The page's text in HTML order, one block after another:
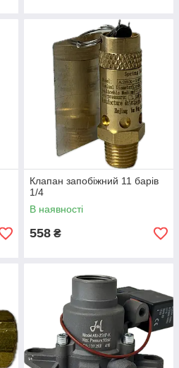
Клапан запобіжний 11 барів
1/4
В наявності
558 ₴